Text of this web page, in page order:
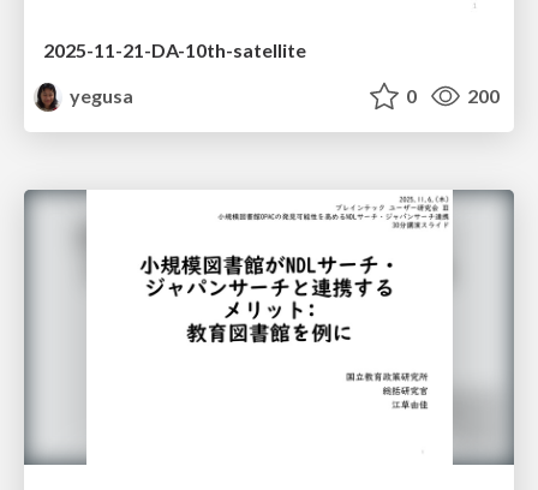
2025-11-21-DA-10th-satellite
yegusa
0 200